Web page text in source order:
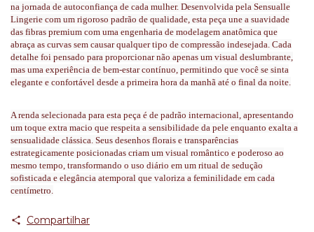
na jornada de autoconfiança de cada mulher. Desenvolvida pela Sensualle
Lingerie com um rigoroso padrão de qualidade, esta peça une a suavidade
das fibras premium com uma engenharia de modelagem anatômica que
abraça as curvas sem causar qualquer tipo de compressão indesejada. Cada
detalhe foi pensado para proporcionar não apenas um visual deslumbrante,
mas uma experiência de bem-estar contínuo, permitindo que você se sinta
elegante e confortável desde a primeira hora da manhã até o final da noite.
A renda selecionada para esta peça é de padrão internacional, apresentando
um toque extra macio que respeita a sensibilidade da pele enquanto exalta a
sensualidade clássica. Seus desenhos florais e transparências
estrategicamente posicionadas criam um visual romântico e poderoso ao
mesmo tempo, transformando o uso diário em um ritual de sedução
sofisticada e elegância atemporal que valoriza a feminilidade em cada
centímetro.
Compartilhar